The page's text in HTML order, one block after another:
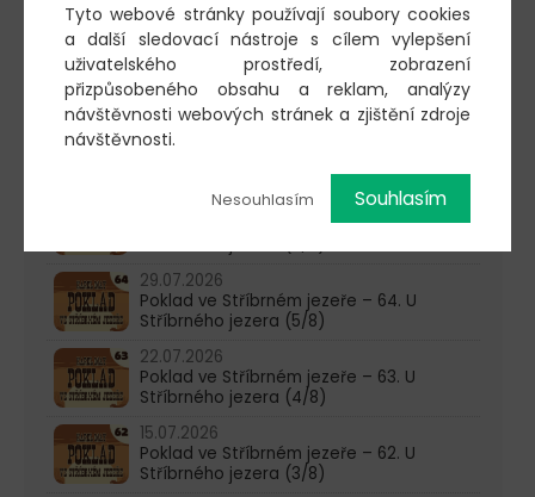
603 805 271
pondělí-čtvrtek: 10:00-16:00
05.08.2026
Poklad ve Stříbrném jezeře – 65. U
29.07.2026
Poklad ve Stříbrném jezeře – 64. U
Stříbrného jezera (5/8)
22.07.2026
Poklad ve Stříbrném jezeře – 63. U
Stříbrného jezera (4/8)
15.07.2026
Poklad ve Stříbrném jezeře – 62. U
Stříbrného jezera (3/8)
Tyto webové stránky používají soubory cookies
a další sledovací nástroje s cílem vylepšení
uživatelského prostředí, zobrazení
přizpůsobeného obsahu a reklam, analýzy
návštěvnosti webových stránek a zjištění zdroje
návštěvnosti.
Nesouhlasím Souhlasím